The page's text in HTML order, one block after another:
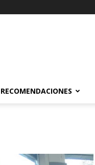
RECOMENDACIONES